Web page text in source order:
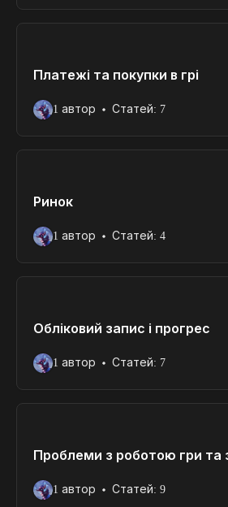
Платежі та покупки в грі
1 автор Статей: 7
Ринок
1 автор Статей: 4
Обліковий запис і прогрес
1 автор Статей: 7
Проблеми з роботою гри та
1 автор Статей: 9